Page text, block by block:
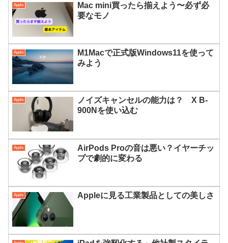
Apple
Mac mini買ったら揃えよう〜必ず必
要なモノ
Apple
M1Macで正式版Windows11を使って
みよう
Apple
ノイズキャンセルの能力は？ X B-
900Nを使い込む
Apple
AirPods Proの音は悪い？イヤーチッ
プで劇的に変わる
Apple Appleに見る工業製品としての美しさ